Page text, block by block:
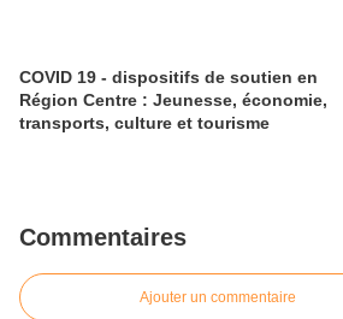
COVID 19 - dispositifs de soutien en
Région Centre : Jeunesse, économie,
transports, culture et tourisme
Commentaires
Ajouter un commentaire